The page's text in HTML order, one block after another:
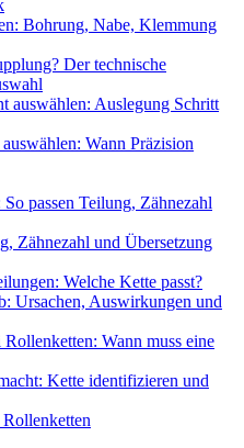
Bohrung, Nabe, Klemmung
Der technische
auswählen: Auslegung Schritt
Wann Präzision
passen Teilung, Zähnezahl
Zähnezahl und Übersetzung
Welche Kette passt?
Ursachen, Auswirkungen und
Wann muss eine
Kette identifizieren und